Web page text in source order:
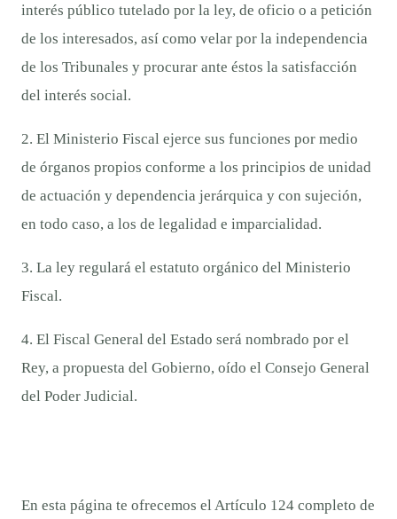
interés público tutelado por la ley, de oficio o a petición
de los interesados, así como velar por la independencia
de los Tribunales y procurar ante éstos la satisfacción
del interés social.
2. El Ministerio Fiscal ejerce sus funciones por medio
de órganos propios conforme a los principios de unidad
de actuación y dependencia jerárquica y con sujeción,
en todo caso, a los de legalidad e imparcialidad.
3. La ley regulará el estatuto orgánico del Ministerio
Fiscal.
4. El Fiscal General del Estado será nombrado por el
Rey, a propuesta del Gobierno, oído el Consejo General
del Poder Judicial.
En esta página te ofrecemos el Artículo 124 completo de